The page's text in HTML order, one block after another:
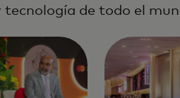
de todo el